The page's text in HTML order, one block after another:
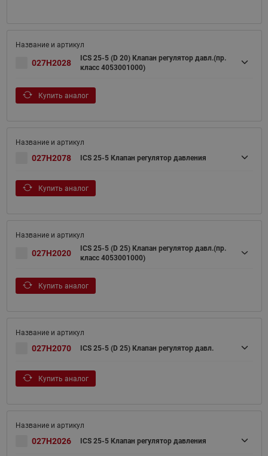
027H2028
ICS 25-5 (D 20) Клапан регулятор давл.(пр.
класс 4053001000)
Купить аналог
027H2078 ICS 25-5 Клапан регулятор давления
Купить аналог
027H2020
ICS 25-5 (D 25) Клапан регулятор давл.(пр.
класс 4053001000)
Купить аналог
027H2070 ICS 25-5 (D 25) Клапан регулятор давл.
Купить аналог
027H2026 ICS 25-5 Клапан регулятор давления